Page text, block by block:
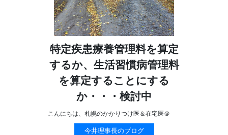
特定疾患療養管理料を算定
するか、生活習慣病管理料
を算定することにする
か・・・検討中
こんにちは、札幌のかかりつけ医＆在宅医＠
今井理事長のブログ